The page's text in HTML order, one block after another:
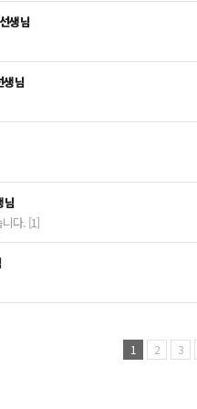
생님
생님
님
다. [1]
1 2 3